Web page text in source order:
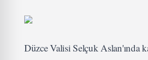
Düzce Valisi Selçuk Aslan'ında